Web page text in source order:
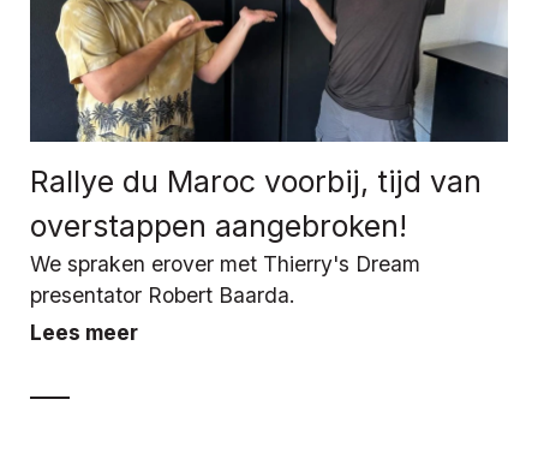
Rallye du Maroc voorbij, tijd van
overstappen aangebroken!
We spraken erover met Thierry's Dream
presentator Robert Baarda.
Lees meer